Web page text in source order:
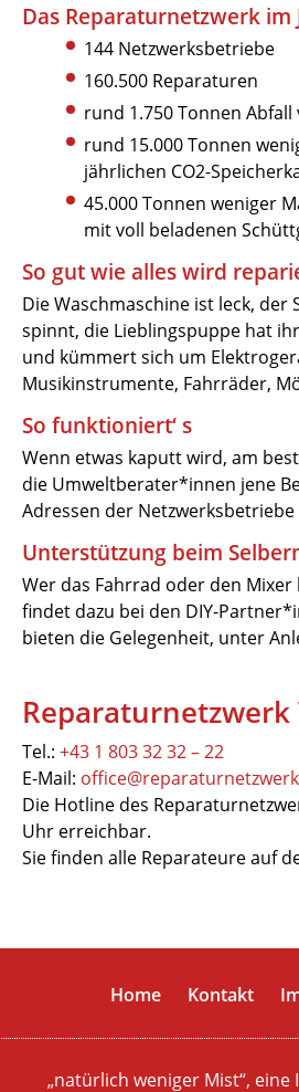
Das Reparaturnetzwerk im
144 Netzwerksbetriebe
160.500 Reparaturen
rund 1.750 Tonnen
rund 15.000 Tonnen
jährlichen CO2-
45.000 Tonnen weniger
mit voll beladenen
So gut wie alles wird
Die Waschmaschine ist leck,
spinnt, die Lieblingspuppe hat
und kümmert sich um
Musikinstrumente, Fahrräder,
So funktioniert‘ s
Wenn etwas kaputt wird, am
die Umweltberater*innen jene
Adressen der
Unterstützung beim
Wer das Fahrrad oder den
findet dazu bei den DIY-
bieten die Gelegenheit, unter
Reparaturnetzwerk
Tel.: +43 1 803 32 32 – 22
E-Mail:
Die Hotline des
Uhr erreichbar.
Sie finden alle Reparateure auf
Home Kontakt
„natürlich weniger Mist“, eine